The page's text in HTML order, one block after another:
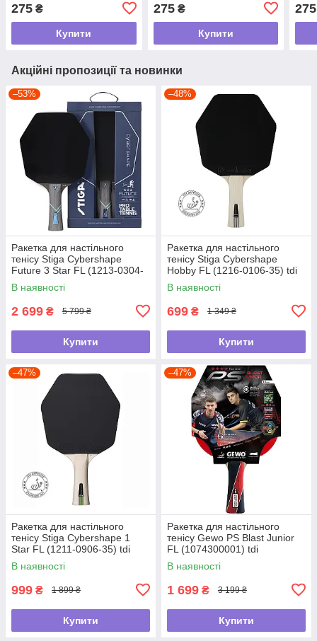
275 ₴
Купити
275₴
Купити
275
Акційні пропозиції та новинки
–53%
Ракетка для настільного
тенісу Stiga Cybershape
Future 3 Star FL (1213-0304-
35) tdi
В наявності
2 699 ₴ 5 799 ₴
Купити
–48%
Ракетка для настільного
тенісу Stiga Cybershape
Hobby FL (1216-0106-35) tdi
В наявності
699 ₴ 1 349 ₴
Купити
–47%
Ракетка для настільного
тенісу Stiga Cybershape 1
Star FL (1211-0906-35) tdi
В наявності
999 ₴ 1 899 ₴
Купити
–47%
Ракетка для настільного
тенісу Gewo PS Blast Junior
FL (1074300001) tdi
В наявності
1 699 ₴ 3 199 ₴
Купити